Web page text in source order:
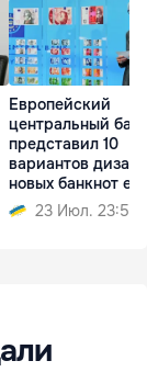
Европейский
центральный
представил 10
вариантов
новых банкнот
23 Июл. 23:51